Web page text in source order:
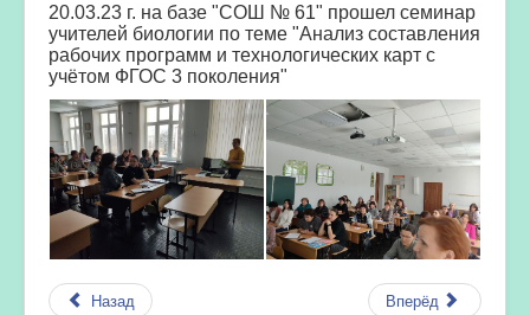
20.03.23 г. на базе "СОШ № 61" прошел семинар
учителей биологии по теме "Анализ составления
рабочих программ и технологических карт с
учётом ФГОС 3 поколения"
Назад Вперёд